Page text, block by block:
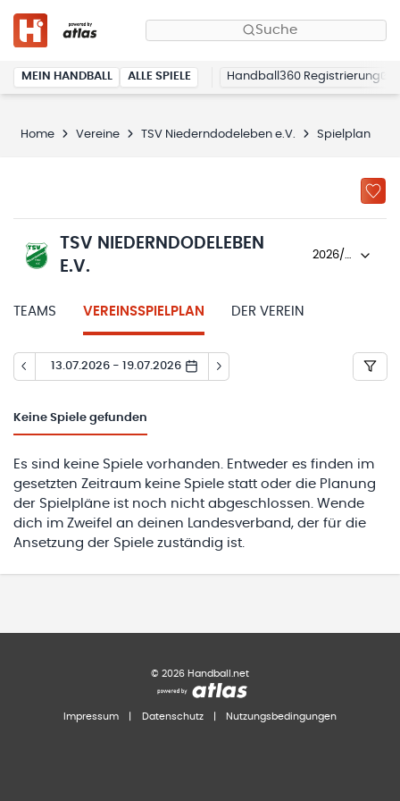
Suche
MEIN HANDBALL ALLE SPIELE Handball360 Registrierung
Home Vereine TSV Niederndodeleben e.V. Spielplan
TSV NIEDERNDODELEBEN
E.V.
TEAMS VEREINSSPIELPLAN DER VEREIN
13.07.2026 - 19.07.2026
Keine Spiele gefunden
Es sind keine Spiele vorhanden. Entweder es finden im
gesetzten Zeitraum keine Spiele statt oder die Planung
der Spielpläne ist noch nicht abgeschlossen. Wende
dich im Zweifel an deinen Landesverband, der für die
Ansetzung der Spiele zuständig ist.
© 2026 Handball.net
Impressum Datenschutz Nutzungsbedingungen